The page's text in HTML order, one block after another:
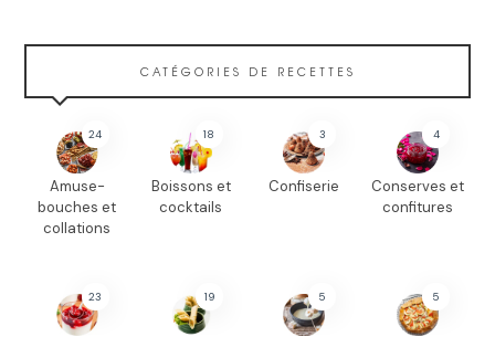
CATÉGORIES DE RECETTES
24
Amuse-
bouches et
collations
18
Boissons et
cocktails
3
Confiserie
4
Conserves et
confitures
23 19 5 5